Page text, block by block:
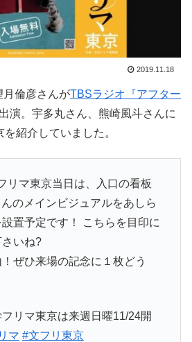
2019.11.18
月倫彦さんがTBSラジオ『アフター
演。宇多丸さん、熊崎風斗さんに
紹介していました。
リマ東京当日は、入口の看板
のメインビジュアルをあしら
置予定です！ こちらを目印に
いね?
ぜひ来場の記念に１枚どう
リマ東京は来週日曜11/24開
マ #文フリ東京